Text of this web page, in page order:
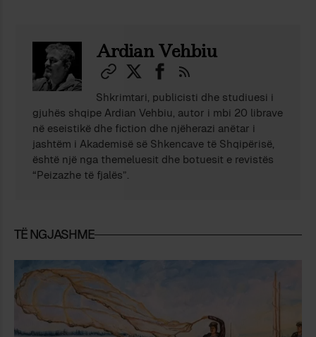
Ardian Vehbiu
Shkrimtari, publicisti dhe studiuesi i
gjuhës shqipe Ardian Vehbiu, autor i mbi 20 librave
në eseistikë dhe fiction dhe njëherazi anëtar i
jashtëm i Akademisë së Shkencave të Shqipërisë,
është një nga themeluesit dhe botuesit e revistës
“Peizazhe të fjalës”.
TË NGJASHME